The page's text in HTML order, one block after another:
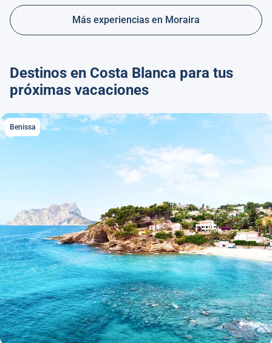
Más experiencias en Moraira
Destinos en Costa Blanca para tus
próximas vacaciones
Benissa